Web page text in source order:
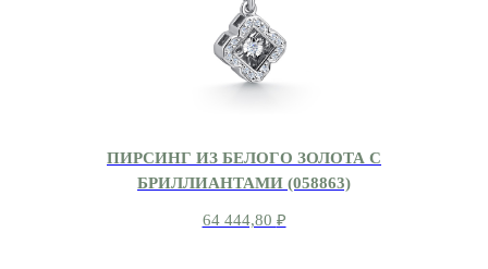
ПИРСИНГ ИЗ БЕЛОГО ЗОЛОТА С
БРИЛЛИАНТАМИ (058863)
64 444,80 ₽